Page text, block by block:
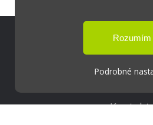
Podrobné
Škola